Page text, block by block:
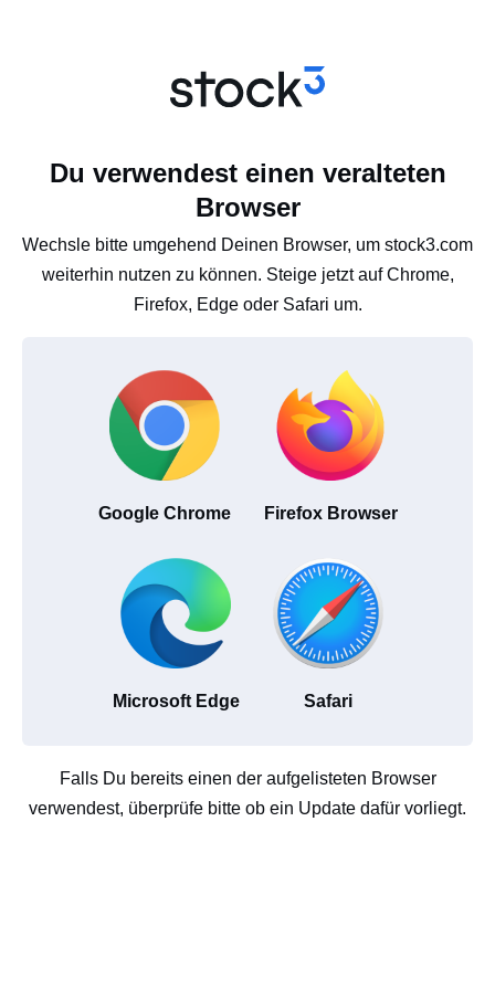
Du verwendest einen veralteten
Browser
Wechsle bitte umgehend Deinen Browser, um stock3.com
weiterhin nutzen zu können. Steige jetzt auf Chrome,
Firefox, Edge oder Safari um.
Google Chrome Firefox Browser
Microsoft Edge Safari
Falls Du bereits einen der aufgelisteten Browser
verwendest, überprüfe bitte ob ein Update dafür vorliegt.